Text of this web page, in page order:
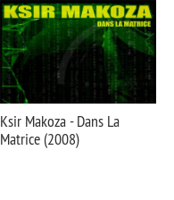
Ksir Makoza - Dans La
Matrice (2008)